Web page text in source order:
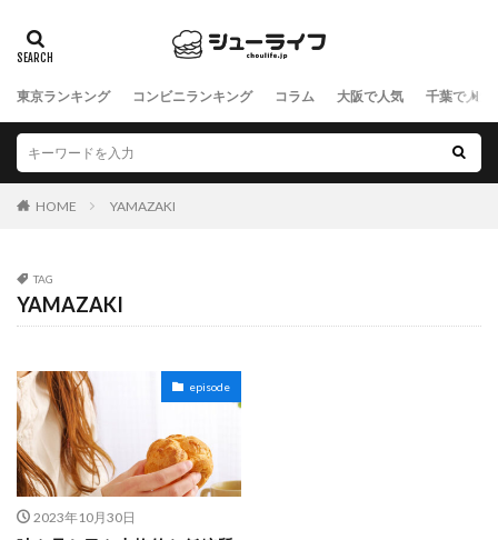
東京ランキング コンビニランキング コラム 大阪で人気 千葉で人気
HOME YAMAZAKI
TAG
YAMAZAKI
episode
2023年10月30日